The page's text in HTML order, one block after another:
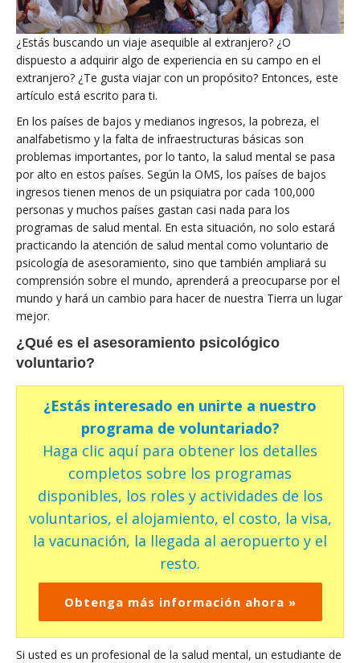
¿Estás buscando un viaje asequible al extranjero? ¿O
dispuesto a adquirir algo de experiencia en su campo en el
extranjero? ¿Te gusta viajar con un propósito? Entonces, este
artículo está escrito para ti.
En los países de bajos y medianos ingresos, la pobreza, el
analfabetismo y la falta de infraestructuras básicas son
problemas importantes, por lo tanto, la salud mental se pasa
por alto en estos países. Según la OMS, los países de bajos
ingresos tienen menos de un psiquiatra por cada 100,000
personas y muchos países gastan casi nada para los
programas de salud mental. En esta situación, no solo estará
practicando la atención de salud mental como voluntario de
psicología de asesoramiento, sino que también ampliará su
comprensión sobre el mundo, aprenderá a preocuparse por el
mundo y hará un cambio para hacer de nuestra Tierra un lugar
mejor.
¿Qué es el asesoramiento psicológico
voluntario?
¿Estás interesado en unirte a nuestro
programa de voluntariado?
Haga clic aquí para obtener los detalles
completos sobre los programas
disponibles, los roles y actividades de los
voluntarios, el alojamiento, el costo, la visa,
la vacunación, la llegada al aeropuerto y el
resto.
Obtenga más información ahora »
Si usted es un profesional de la salud mental, un estudiante de